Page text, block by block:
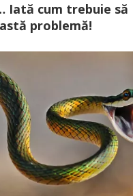
Iată cum trebuie să
problemă!